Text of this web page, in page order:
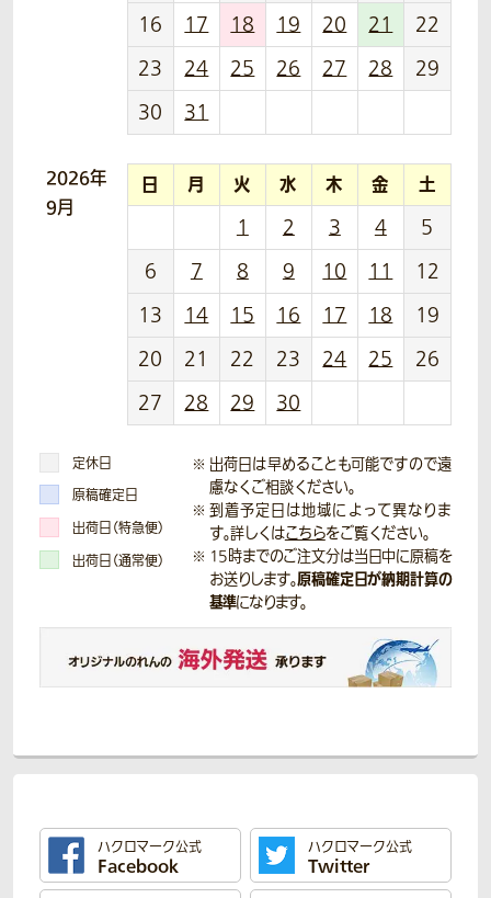
16 17 18 19 20 21
22
23
24 25 26 27 28
29
30
31
2026年
9月
日 月 火 水 木 金 土
1 2 3 4
5
6
7 8 9 10 11
12
13
14 15 16 17 18
19
20
21 22 23 24 25
26
27
28 29 30
定休日
原稿確定日
出荷日（特急便）
出荷日（通常便）
出荷日は早めることも可能ですので遠
慮なくご相談ください。
到着予定日は地域によって異なりま
す。詳しくはこちらをご覧ください。
15時までのご注文分は当日中に原稿を
お送りします。原稿確定日が納期計算の
基準になります。
ハクロマーク公式
Facebook
ハクロマーク公式
Twitter